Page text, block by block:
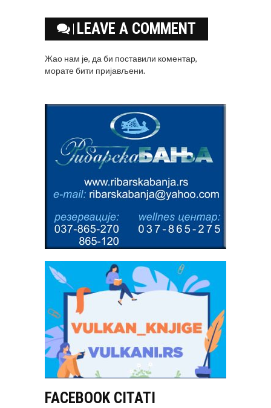
LEAVE A COMMENT
Жао нам је, да би поставили коментар,
моратебити пријављени.
FACEBOOK CITATI